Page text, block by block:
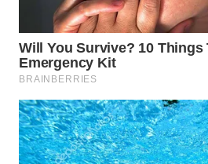
WN
PRIANGAN
TIMUR
WN
SEMARANG
WN